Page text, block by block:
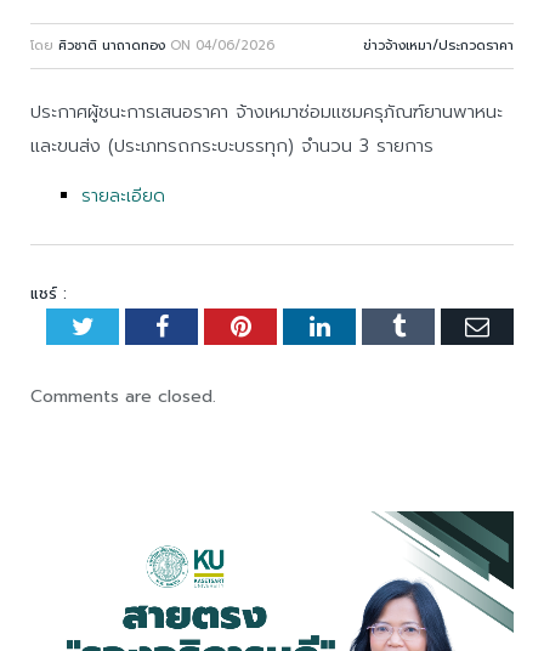
โดย ศิวชาติ นาถาดทอง ON 04/06/2026 ข่าวจ้างเหมา/ประกวดราคา
ประกาศผู้ชนะการเสนอราคา จ้างเหมาซ่อมแซมครุภัณฑ์ยานพาหนะ
และขนส่ง (ประเภทรถกระบะบรรทุก) จำนวน 3 รายการ
รายละเอียด
แชร์ :
TwitterFacebookPinterestLinkedInTumblr
Comments are closed.